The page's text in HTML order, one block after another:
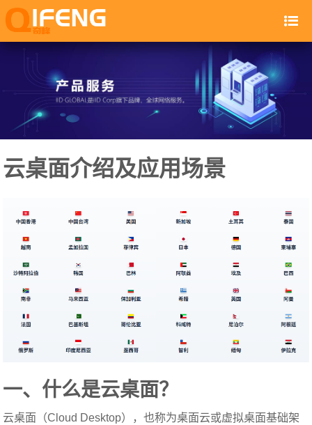
云桌面介绍及应用场景
一、什么是云桌面？
云桌面（Cloud Desktop），也称为桌面云或虚拟桌面基础架